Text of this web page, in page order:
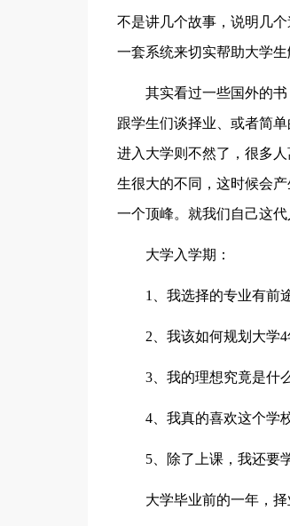
不是讲几个故事，说明几
一套系统来切实帮助大学
其实看过一些国外的
跟学生们谈择业、或者简
进入大学则不然了，很多
生很大的不同，这时候会
一个顶峰。就我们自己这
大学入学期：
1、我选择的专业有前
2、我该如何规划大学
3、我的理想究竟是什
4、我真的喜欢这个学
5、除了上课，我还要
大学毕业前的一年，择